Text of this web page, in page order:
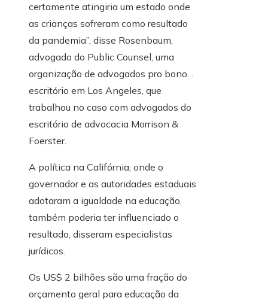
certamente atingiria um estado onde
as crianças sofreram como resultado
da pandemia”, disse Rosenbaum,
advogado do Public Counsel, uma
organização de advogados pro bono. .
escritório em Los Angeles, que
trabalhou no caso com advogados do
escritório de advocacia Morrison &
Foerster.
A política na Califórnia, onde o
governador e as autoridades estaduais
adotaram a igualdade na educação,
também poderia ter influenciado o
resultado, disseram especialistas
jurídicos.
Os US$ 2 bilhões são uma fração do
orçamento geral para educação da